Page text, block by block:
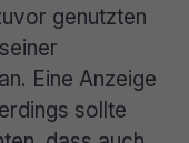
genutzten
Eine Anzeige
sollte